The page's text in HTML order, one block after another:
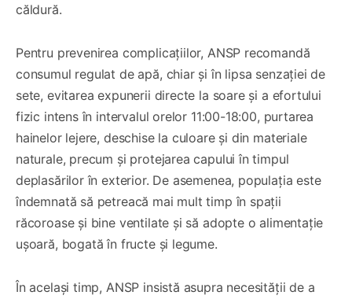
căldură.
Pentru prevenirea complicațiilor, ANSP recomandă
consumul regulat de apă, chiar și în lipsa senzației de
sete, evitarea expunerii directe la soare și a efortului
fizic intens în intervalul orelor 11:00-18:00, purtarea
hainelor lejere, deschise la culoare și din materiale
naturale, precum și protejarea capului în timpul
deplasărilor în exterior. De asemenea, populația este
îndemnată să petreacă mai mult timp în spații
răcoroase și bine ventilate și să adopte o alimentație
ușoară, bogată în fructe și legume.
În același timp, ANSP insistă asupra necesității de a